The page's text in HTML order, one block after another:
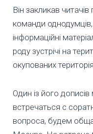
Він закликав
команди однодумців,
інформаційні
роду зустрічі на
окупованих
Один із його
встречаться с
вопроса, будем